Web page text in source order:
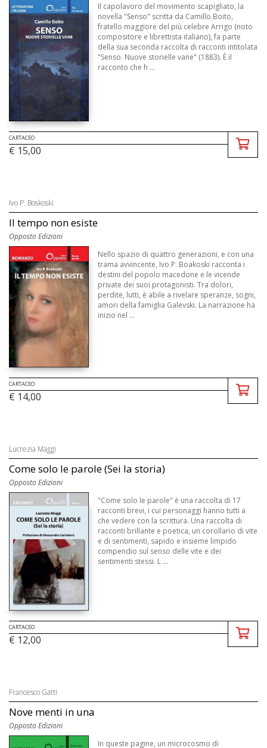
Il capolavoro del movimento scapigliato, la
novella "Senso" scritta da Camillo Boito,
fratello maggiore del più celebre Arrigo (noto
compositore e librettista italiano), fa parte
della sua seconda raccolta di racconti intitolata
"Senso. Nuove storielle vane" (1883). È il
racconto che h ...
CARTACEO
€ 15,00
Ivo P. Boskoski
Il tempo non esiste
Opposto Edizioni
Nello spazio di quattro generazioni, e con una
trama avvincente, Ivo P. Boakoski racconta i
destini del popolo macedone e le vicende
private dei suoi protagonisti. Tra dolori,
perdite, lutti, è abile a rivelare speranze, sogni,
amori della famiglia Galevski. La narrazione ha
inizio nel ...
CARTACEO
€ 14,00
Lucrezia Maggi
Come solo le parole (Sei la storia)
Opposto Edizioni
"Come solo le parole" è una raccolta di 17
racconti brevi, i cui personaggi hanno tutti a
che vedere con la scrittura. Una raccolta di
racconti brillante e poetica, un corollario di vite
e di sentimenti, sapido e insieme limpido
compendio sul senso delle vite e dei
sentimenti stessi. L ...
CARTACEO
€ 12,00
Francesco Gatti
Nove menti in una
Opposto Edizioni
In queste pagine, un microcosmo di